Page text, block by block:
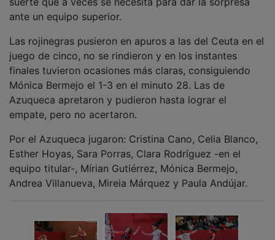
ante un equipo superior.
juego de cinco, no se rindieron y en los instantes
finales tuvieron ocasiones más claras, consiguiendo
Mónica Bermejo el 1-3 en el minuto 28. Las de
Azuqueca apretaron y pudieron hasta lograr el
empate, pero no acertaron.
Esther Hoyas, Sara Porras, Clara Rodríguez -en el
equipo titular-, Mírian Gutiérrez, Mónica Bermejo,
Andrea Villanueva, Mireia Márquez y Paula Andújar.